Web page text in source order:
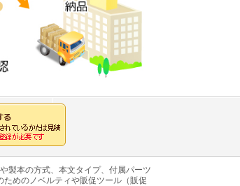
製本の方式、本文タイプ、付属パーツ
めのノベルティや販促ツール（販促